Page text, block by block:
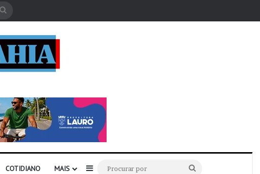
COTIDIANO MAIS Barra Lateral